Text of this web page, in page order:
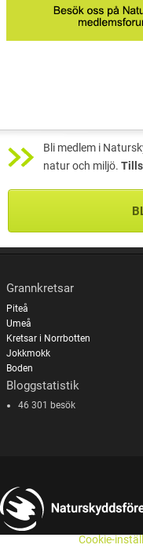
Bli medlem i
natur och miljö.
Grannkretsar
Piteå
Umeå
Kretsar i Norrbotten
Jokkmokk
Boden
Bloggstatistik
46 301 besök
Cookie-